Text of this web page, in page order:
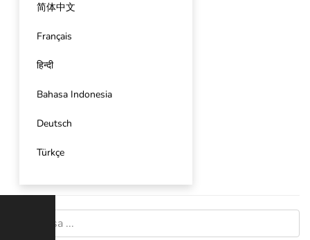
简体中文
Français
हिन्दी
Bahasa Indonesia
Deutsch
Türkçe